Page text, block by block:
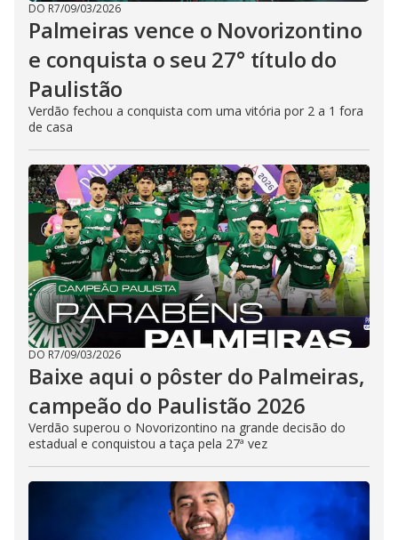
DO R7/09/03/2026
Palmeiras vence o Novorizontino
e conquista o seu 27° título do
Paulistão
Verdão fechou a conquista com uma vitória por 2 a 1 fora
de casa
DO R7/09/03/2026
Baixe aqui o pôster do Palmeiras,
campeão do Paulistão 2026
Verdão superou o Novorizontino na grande decisão do
estadual e conquistou a taça pela 27ª vez